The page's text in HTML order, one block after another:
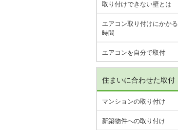
取り付けできない壁とは
エアコン取り付けにかかる
時間
エアコンを自分で取付
住まいに合わせた取付
マンションの取り付け
新築物件への取り付け